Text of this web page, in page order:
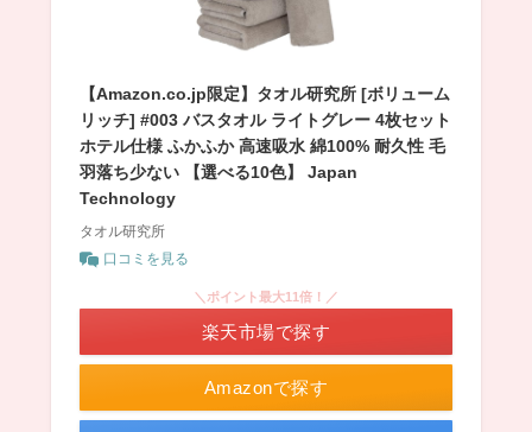
【Amazon.co.jp限定】タオル研究所 [ボリューム
リッチ] #003 バスタオル ライトグレー 4枚セット
ホテル仕様 ふかふか 高速吸水 綿100% 耐久性 毛
羽落ち少ない 【選べる10色】 Japan
Technology
タオル研究所
口コミを見る
Amazonで探す
＼ポイント最大11倍！／
楽天市場で探す